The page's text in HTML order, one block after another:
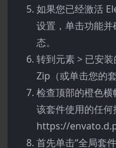
如果您已经激活
设置，单击功能
态。
转到元素 > 已安
Zip（或单击您的
检查顶部的橙色横
该套件使用的任何
https://
首先单击“全局套